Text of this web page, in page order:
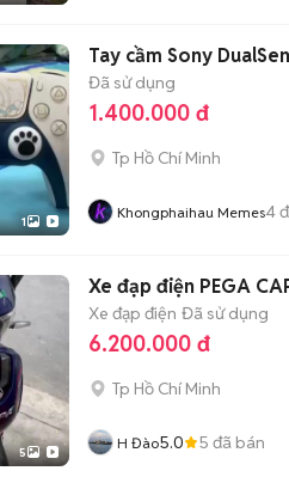
1
Tay cầm Sony
Đã sử dụng
1.400.000 đ
Tp Hồ Chí Minh
Khongphaihau Memes4
5
Xe đạp điện PEGA
Xe đạp điện Đã sử dụng
6.200.000 đ
Tp Hồ Chí Minh
H Đào5.0 5 đã bán